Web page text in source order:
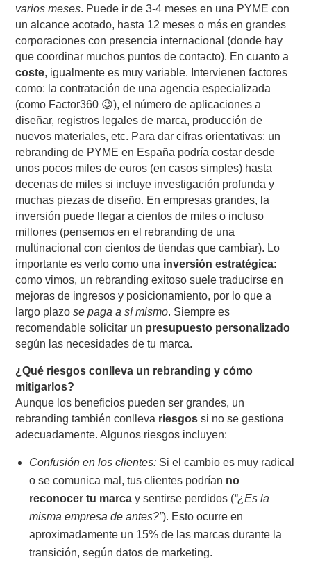
varios meses. Puede ir de 3-4 meses en una PYME con
un alcance acotado, hasta 12 meses o más en grandes
corporaciones con presencia internacional (donde hay
que coordinar muchos puntos de contacto). En cuanto a
coste, igualmente es muy variable. Intervienen factores
como: la contratación de una agencia especializada
(como Factor360 😉), el número de aplicaciones a
diseñar, registros legales de marca, producción de
nuevos materiales, etc. Para dar cifras orientativas: un
rebranding de PYME en España podría costar desde
unos pocos miles de euros (en casos simples) hasta
decenas de miles si incluye investigación profunda y
muchas piezas de diseño. En empresas grandes, la
inversión puede llegar a cientos de miles o incluso
millones (pensemos en el rebranding de una
multinacional con cientos de tiendas que cambiar). Lo
importante es verlo como una inversión estratégica:
como vimos, un rebranding exitoso suele traducirse en
mejoras de ingresos y posicionamiento, por lo que a
largo plazose paga a sí mismo. Siempre es
recomendable solicitar un presupuesto personalizado
según las necesidades de tu marca.
¿Qué riesgos conlleva un rebranding y cómo
mitigarlos?
Aunque los beneficios pueden ser grandes, un
rebranding también conlleva riesgos si no se gestiona
adecuadamente. Algunos riesgos incluyen:
Confusión en los clientes: Si el cambio es muy radical
o se comunica mal, tus clientes podrían no
reconocer tu marca y sentirse perdidos (“¿Es la
misma empresa de antes?”). Esto ocurre en
aproximadamente un 15% de las marcas durante la
transición, según datos de marketing.